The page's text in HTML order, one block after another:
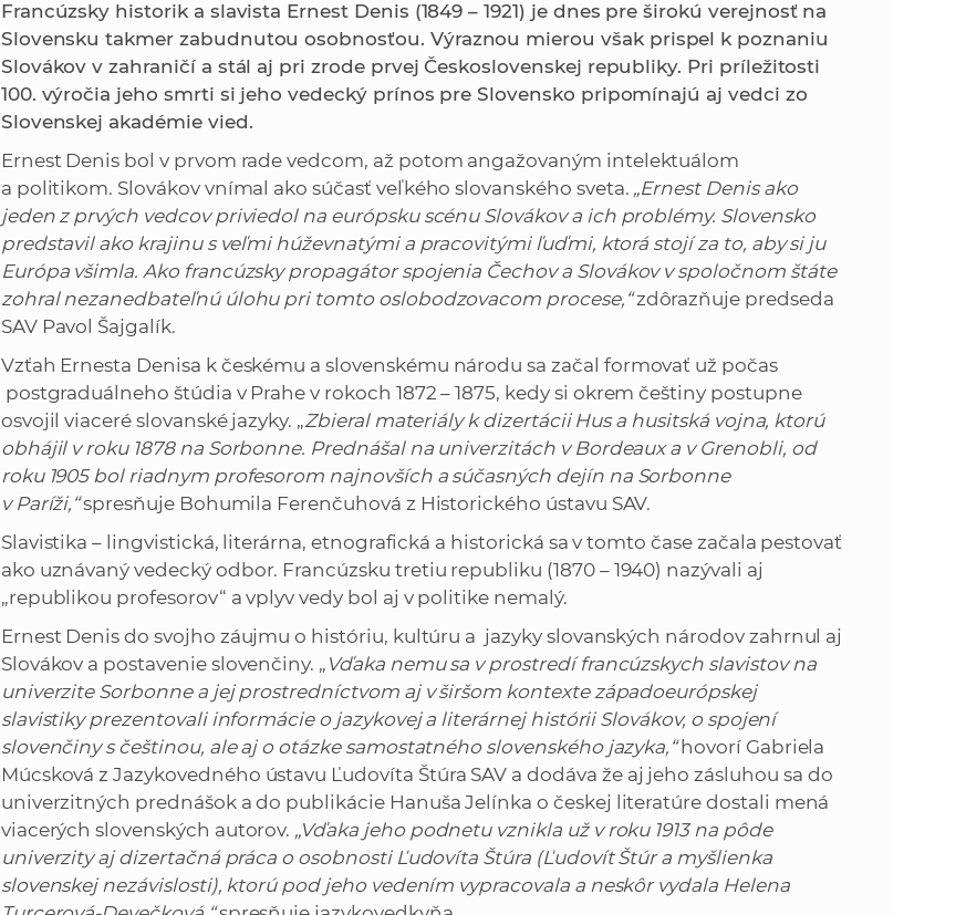
n
k
a
c
h
A
V
Francúzsky historik a slavista Ernest Denis (1849 – 1921) je dnes pre širokú verejnosť na
Slovensku takmer zabudnutou osobnosťou. Výraznou mierou však prispel k poznaniu
Slovákov v zahraničí a stál aj pri zrode prvej Československej republiky. Pri príležitosti
100. výročia jeho smrti si jeho vedecký prínos pre Slovensko pripomínajú aj vedci zo
Slovenskej akadémie vied.
Ernest Denis bol v prvom rade vedcom, až potom angažovaným intelektuálom
a politikom. Slovákov vnímal ako súčasť veľkého slovanského sveta. „Ernest Denis ako
jeden z prvých vedcov priviedol na európsku scénu Slovákov a ich problémy. Slovensko
predstavil ako krajinu s veľmi húževnatými a pracovitými ľuďmi, ktorá stojí za to, aby si ju
Európa všimla. Ako francúzsky propagátor spojenia Čechov a Slovákov v spoločnom štáte
zohral nezanedbateľnú úlohu pri tomto oslobodzovacom procese,“zdôrazňuje predseda
SAV Pavol Šajgalík.
Vzťah Ernesta Denisa k českému a slovenskému národu sa začal formovať už počas
postgraduálneho štúdia v Prahe v rokoch 1872 – 1875, kedy si okrem češtiny postupne
osvojil viaceré slovanské jazyky. „Zbieral materiály k dizertácii Hus a husitská vojna, ktorú
obhájil v roku 1878 na Sorbonne. Prednášal na univerzitách v Bordeaux a v Grenobli, od
roku 1905 bol riadnym profesorom najnovších a súčasných dejín na Sorbonne
v Paríži,“spresňuje Bohumila Ferenčuhová z Historického ústavu SAV.
Slavistika – lingvistická, literárna, etnografická a historická sa v tomto čase začala pestovať
ako uznávaný vedecký odbor. Francúzsku tretiu republiku (1870 – 1940) nazývali aj
„republikou profesorov“ a vplyv vedy bol aj v politike nemalý.
Ernest Denis do svojho záujmu o históriu, kultúru a jazyky slovanských národov zahrnul aj
Slovákov a postavenie slovenčiny. „ Vďaka nemu sa vprostredí francúzskych slavistov na
univerzite Sorbonne a jej prostredníctvom aj v širšom kontexte západoeurópskej
slavistiky prezentovali informácie o jazykovej a literárnej histórii Slovákov, o spojení
slovenčiny s češtinou, ale aj o otázke samostatného slovenského jazyka,“ hovorí Gabriela
Múcsková z Jazykovedného ústavu Ľudovíta Štúra SAV a dodáva že aj jeho zásluhou sa do
univerzitných prednášok a do publikácie Hanuša Jelínka o českej literatúre dostali mená
viacerých slovenských autorov. „Vďaka jeho podnetu vznikla už v roku 1913 na pôde
univerzityaj dizertačná práca o osobnosti Ľudovíta Štúra (Ľudovít Štúr a myšlienka
slovenskej nezávislosti), ktorú pod jeho vedením vypracovala a neskôr vydala Helena